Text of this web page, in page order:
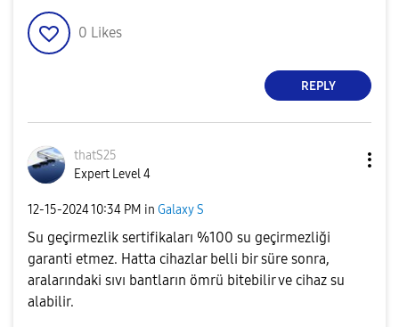
0 Likes
REPLY
thatS25
Expert Level 4
‎12-15-202410:34 PM in Galaxy S
Su geçirmezlik sertifikaları %100 su geçirmezliği
garanti etmez. Hatta cihazlar belli bir süre sonra,
aralarındaki sıvı bantların ömrü bitebilir ve cihaz su
alabilir.